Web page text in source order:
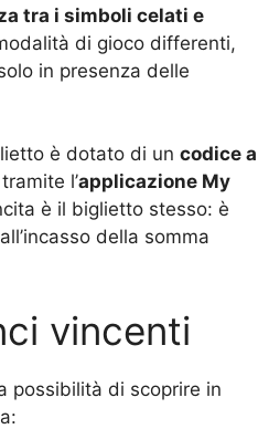
tra i simboli celati e
di gioco differenti,
in presenza delle
è dotato di un codice a
l’applicazione My
è il biglietto stesso: è
della somma
vincenti
possibilità di scoprire in